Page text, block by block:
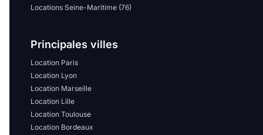
Locations Seine-Maritime (76)
Principales villes
Location Paris
Location Lyon
Location Marseille
Location Lille
Location Toulouse
Location Bordeaux